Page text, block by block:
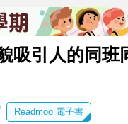
吸引人的同
Readmoo 電子書